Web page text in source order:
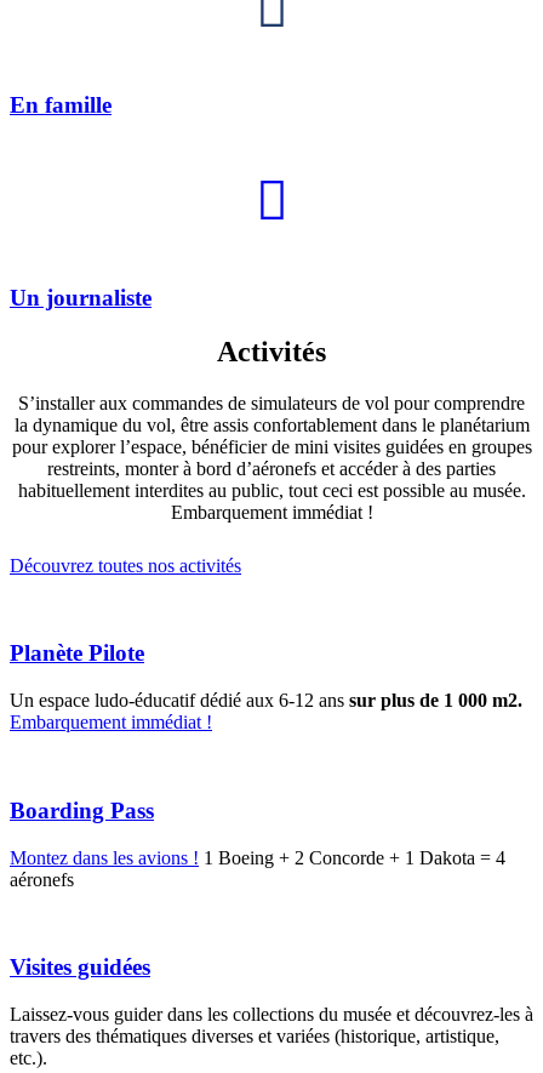
En famille
Un journaliste
Activités
S’installer aux commandes de simulateurs de vol pour comprendre
la dynamique du vol, être assis confortablement dans le planétarium
pour explorer l’espace, bénéficier de mini visites guidées en groupes
restreints, monter à bord d’aéronefs et accéder à des parties
habituellement interdites au public, tout ceci est possible au musée.
Embarquement immédiat !
Découvrez toutes nos activités
Planète Pilote
Un espace ludo-éducatif dédié aux 6-12 ans sur plus de 1 000 m2.
Embarquement immédiat !
Boarding Pass
Montez dans les avions ! 1 Boeing + 2 Concorde + 1 Dakota = 4
aéronefs
Visites guidées
Laissez-vous guider dans les collections du musée et découvrez-les à
travers des thématiques diverses et variées (historique, artistique,
etc.).